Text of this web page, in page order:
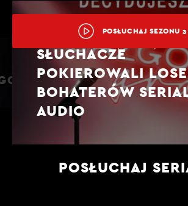
POSŁUCHAJ SEZONU 3
JAZGOT: GRA - TO
SŁUCHACZE
POKIEROWALI
BOHATERÓW
AUDIO
POSŁUCHAJ